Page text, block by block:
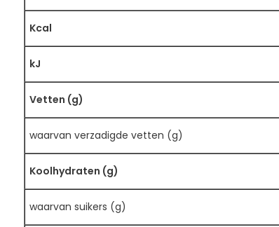
Kcal
kJ
Vetten (g)
waarvan verzadigde vetten (g)
Koolhydraten (g)
waarvan suikers (g)